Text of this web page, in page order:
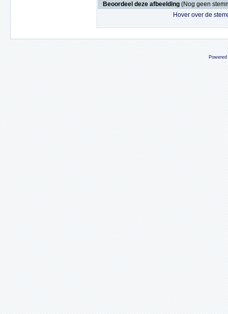
Beoordeel deze afbeelding (Nog geen
Hover over de